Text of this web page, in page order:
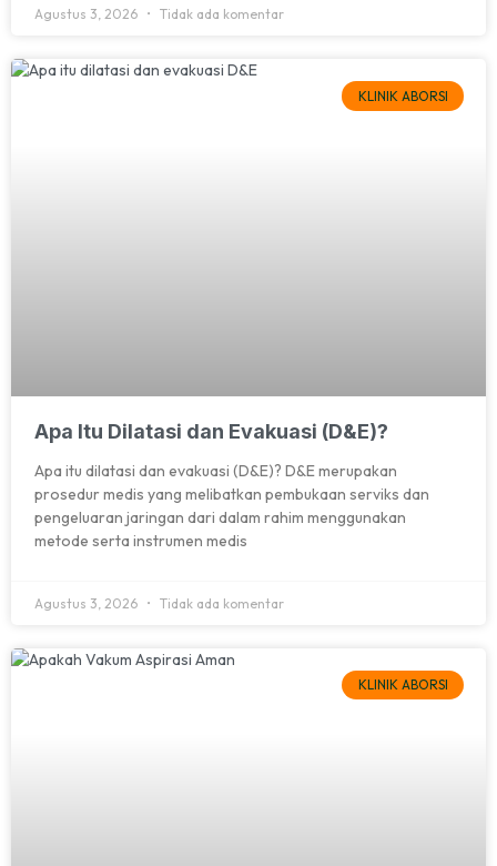
Agustus 3, 2026 Tidak ada komentar
KLINIK ABORSI
Apa Itu Dilatasi dan Evakuasi (D&E)?
Apa itu dilatasi dan evakuasi (D&E)? D&E merupakan
prosedur medis yang melibatkan pembukaan serviks dan
pengeluaran jaringan dari dalam rahim menggunakan
metode serta instrumen medis
Agustus 3, 2026 Tidak ada komentar
KLINIK ABORSI